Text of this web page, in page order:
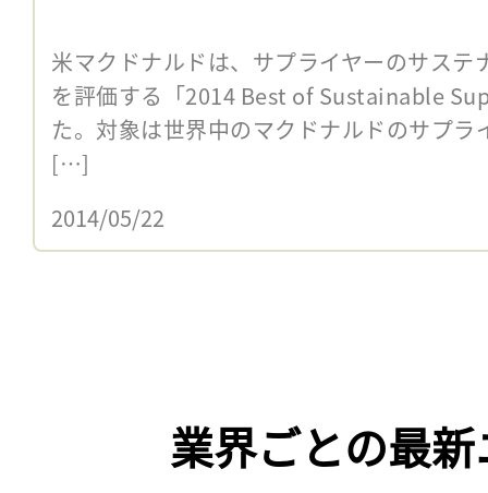
米マクドナルドは、サプライヤーのサステ
を評価する「2014 Best of Sustainable
た。対象は世界中のマクドナルドのサプラ
[…]
2014/05/22
業界ごとの最